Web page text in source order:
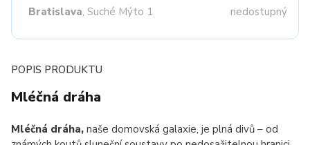
Bratislava, Suché Mýto 1 nedostupný
POPIS PRODUKTU
Mléčná dráha
Mléčná dráha, naše domovská galaxie, je plná divů – od